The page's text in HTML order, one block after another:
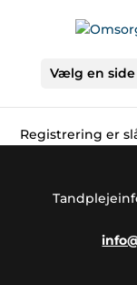
Vælg en side
Registrering er